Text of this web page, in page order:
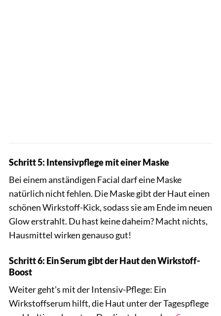
Schritt 5: Intensivpflege mit einer Maske
Bei einem anständigen Facial darf eine Maske
natürlich nicht fehlen. Die Maske gibt der Haut einen
schönen Wirkstoff-Kick, sodass sie am Ende im neuen
Glow erstrahlt. Du hast keine daheim? Macht nichts,
Hausmittel wirken genauso gut!
Schritt 6: Ein Serum gibt der Haut den Wirkstoff-
Boost
Weiter geht’s mit der Intensiv-Pflege: Ein
Wirkstoffserum hilft, die Haut unter der Tagespflege